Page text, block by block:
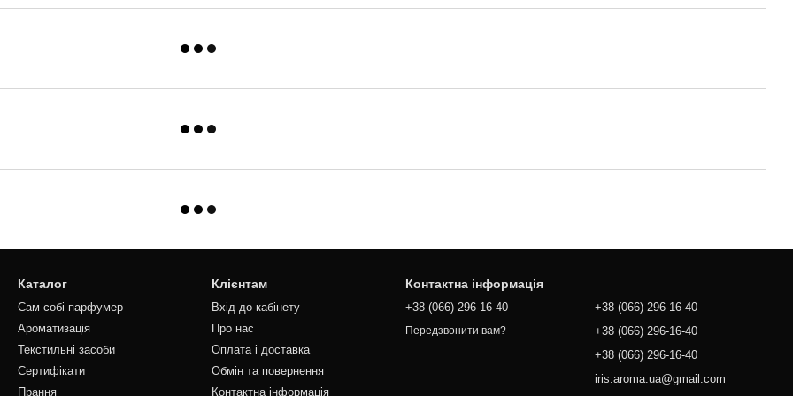
Каталог
Сам собі парфумер
Ароматизація
Текстильні засоби
Сертифікати
Прання
Клієнтам
Вхід до кабінету
Про нас
Оплата і доставка
Обмін та повернення
Контактна інформація
Контактна інформація
+38 (066) 296-16-40
Передзвонити вам?
+38 (066) 296-16-40
+38 (066) 296-16-40
+38 (066) 296-16-40
iris.aroma.ua@gmail.com